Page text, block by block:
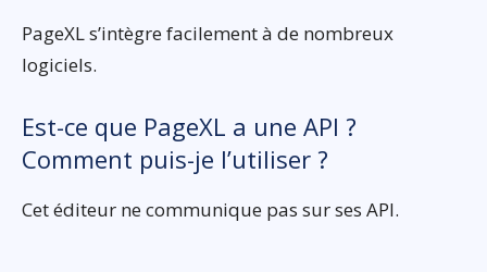
PageXL s’intègre facilement à de nombreux
logiciels.
Est-ce que PageXL a une API ?
Comment puis-je l’utiliser ?
Cet éditeur ne communique pas sur ses API.